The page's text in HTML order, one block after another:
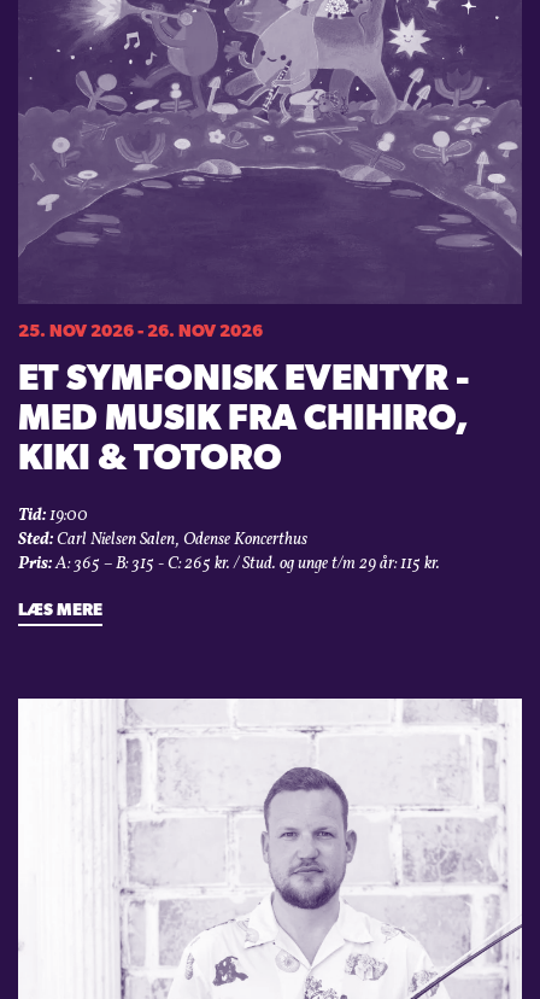
25. NOV 2026 - 26. NOV 2026
ET SYMFONISK EVENTYR -
MED MUSIK FRA CHIHIRO,
KIKI & TOTORO
Tid:19:00
Sted:Carl Nielsen Salen, Odense Koncerthus
Pris:A: 365 – B: 315 - C: 265 kr. / Stud. og unge t/m 29 år: 115 kr.
LÆS MERE